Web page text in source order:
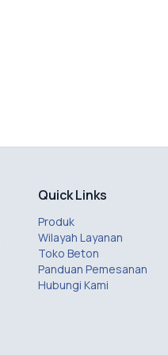
Quick Links
Produk
Wilayah Layanan
Toko Beton
Panduan Pemesanan
Hubungi Kami